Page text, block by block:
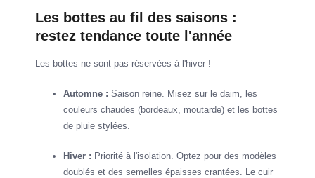
Les bottes au fil des saisons :
restez tendance toute l'année
Les bottes ne sont pas réservées à l'hiver !
Automne : Saison reine. Misez sur le daim, les
couleurs chaudes (bordeaux, moutarde) et les bottes
de pluie stylées.
Hiver : Priorité à l'isolation. Optez pour des modèles
doublés et des semelles épaisses crantées. Le cuir